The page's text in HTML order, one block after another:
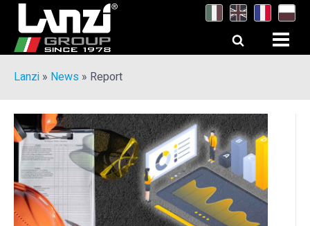
Lanzi » News » Report